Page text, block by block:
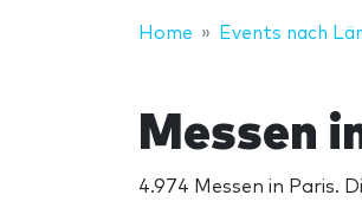
Home Events nach
Messen
4.974 Messen in Paris.